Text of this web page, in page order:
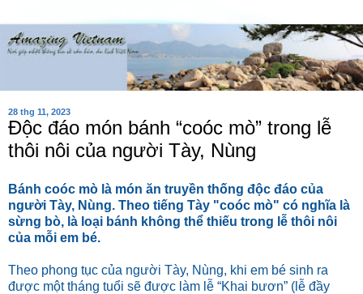
28 thg 11, 2023
Độc đáo món bánh “coóc mò” trong lễ
thôi nôi của người Tày, Nùng
Bánh coóc mò là món ăn truyền thống độc đáo của
người Tày, Nùng. Theo tiếng Tày "coóc mò" có nghĩa là
sừng bò, là loại bánh không thể thiếu trong lễ thôi nôi
của mỗi em bé.
Theo phong tục của người Tày, Nùng, khi em bé sinh ra
được một tháng tuổi sẽ được làm lễ “Khai bươn” (lễ đầy